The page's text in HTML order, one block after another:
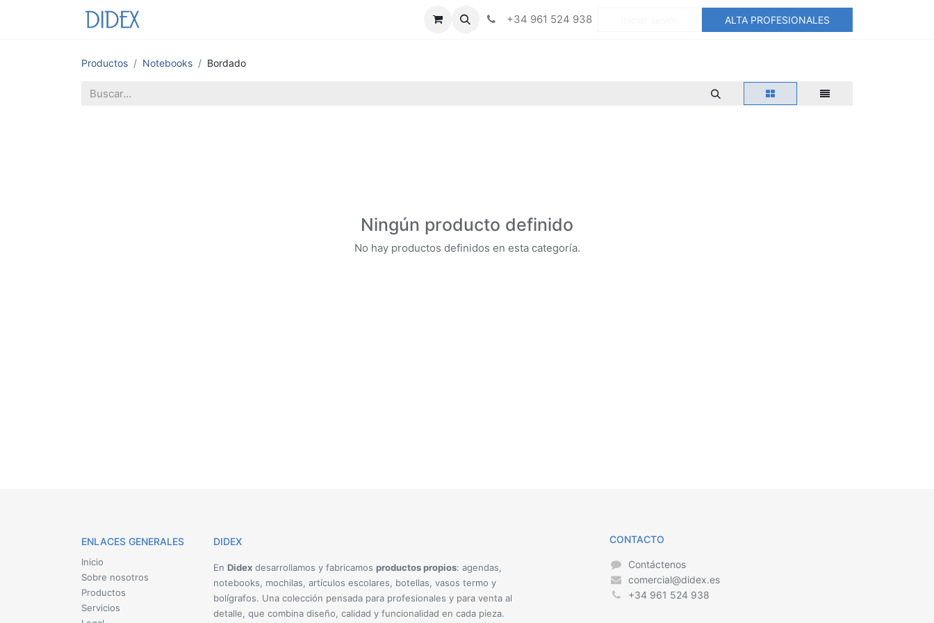
Contacto +34 961 524 938 ALTA PROFESIONALES
Productos Notebooks Bordado
Ningún producto definido
No hay productos definidos en esta categoría.
ENLACES GENERALES
Inicio
Sobre nosotros
Productos
Servicios
DIDEX
En Didex desarrollamos y fabricamos productos propios: agendas,
notebooks, mochilas, artículos escolares, botellas, vasos termo y
bolígrafos. Una colección pensada para profesionales y para venta al
detalle, que combina diseño, calidad y funcionalidad en cada pieza.
CONTACTO
Contáctenos
comercial@didex.es
+34 961 524 938